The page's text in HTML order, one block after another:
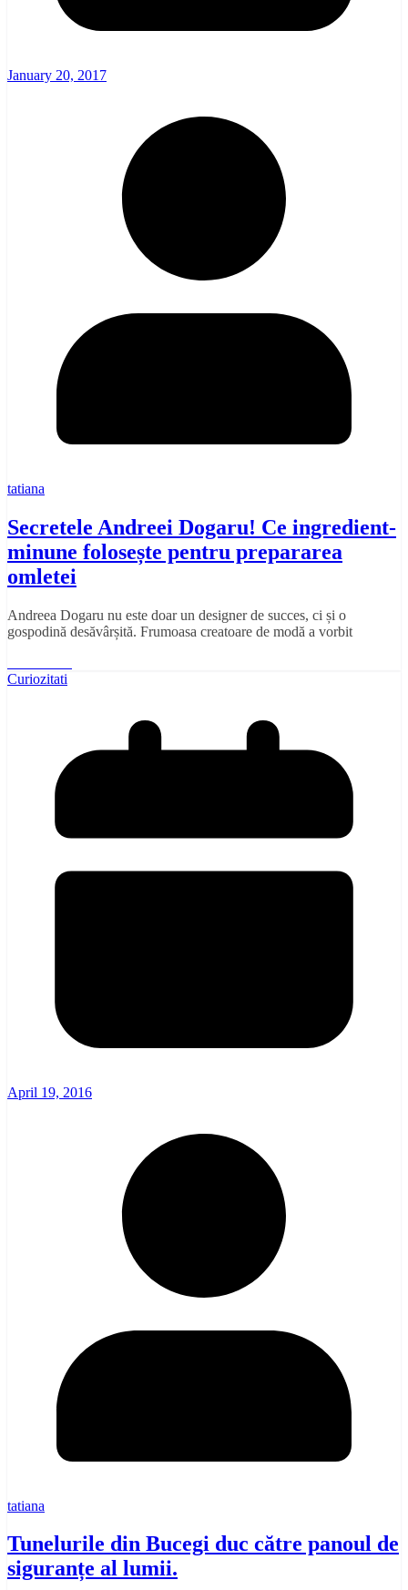
January 20, 2017
tatiana
Secretele Andreei Dogaru! Ce ingredient-
minune folosește pentru prepararea
omletei
Andreea Dogaru nu este doar un designer de succes, ci și o
gospodină desăvârșită. Frumoasa creatoare de modă a vorbit
Curiozitati
April 19, 2016
tatiana
Tunelurile din Bucegi duc către panoul de
siguranțe al lumii.